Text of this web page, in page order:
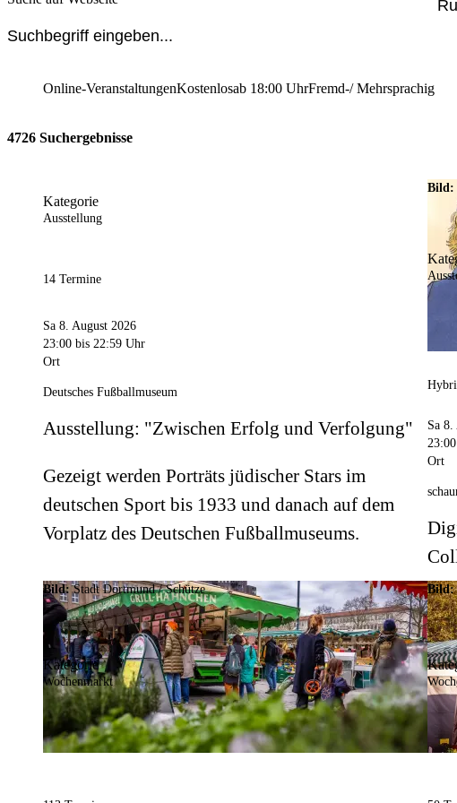
Online-VeranstaltungenKostenlosab 18:00 UhrFremd-/ Mehrsprachig
4726 Suchergebnisse
Kategorie
Ausstellung
14 Termine
Sa 8. August 2026
23:00 bis 22:59 Uhr
Ort
Deutsches Fußballmuseum
Ausstellung: "Zwischen Erfolg und Verfolgung"
Gezeigt werden Porträts jüdischer Stars im
deutschen Sport bis 1933 und danach auf dem
Vorplatz des Deutschen Fußballmuseums.
Sa 8.
23:00
Ort
Bild:Stadt Dortmund / Schütze
Kategorie
Wochenmarkt